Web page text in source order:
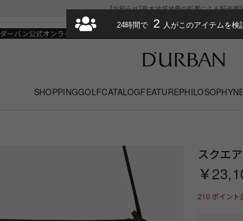
【お知らせ】熊本地域地震の影響による配送遅
送料の改定についてSUMMER SALE
ダーバン公式オンラインストアがリニューアルオープン
SHOPPINGGOLFCATALOGFEATUREPHILOSOPHY
スクエ
￥
210 ポイント
24時間で 2 人がこのアイテムを検